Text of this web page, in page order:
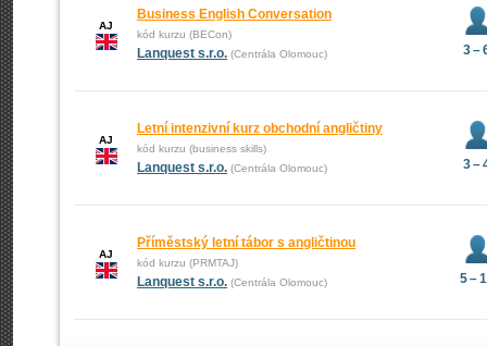
AJ
Business English Conversation
kód kurzu (BECon)
Lanquest s.r.o. (Centrála Olomouc) 3 –
AJ
Letní intenzivní kurz obchodní angličtiny
kód kurzu (business skills)
Lanquest s.r.o. (Centrála Olomouc) 3 –
AJ
Příměstský letní tábor s angličtinou
kód kurzu (PRMTAJ)
Lanquest s.r.o. (Centrála Olomouc) 5 –